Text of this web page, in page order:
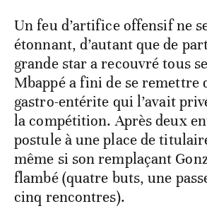
Un feu d’artifice offensif ne
étonnant, d’autant que de
grande star a recouvré tous
Mbappé a fini de se remettre
gastro-entérite qui l’avait
la compétition. Après deux
postule à une place de
même si son remplaçant
flambé (quatre buts, une
cinq rencontres).